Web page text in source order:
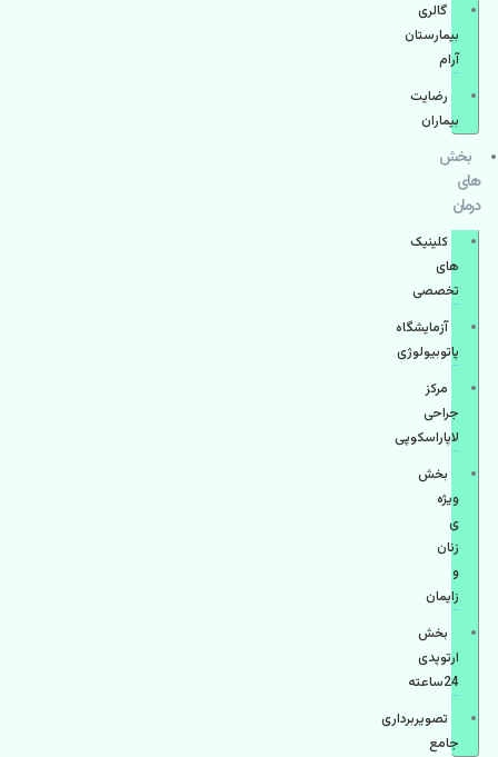
گالری
بیمارستان
آرام
رضایت
بیماران
بخش
های
درمان
کلینیک
های
تخصصی
آزمایشگاه
پاتوبیولوژی
مرکز
جراحی
لاپاراسکوپی
بخش
ویژه
ی
زنان
و
زایمان
بخش
ارتوپدی
24ساعته
تصویربرداری
جامع